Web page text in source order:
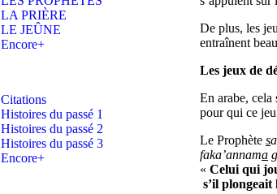
LA PRIÈRE
LE JEÛNE
Encore+
Citations
Histoires du passé 1
Histoires du passé 2
Histoires du passé 3
Encore+
De plus, les
entraînent
Les jeux de
En arabe, cela
pour qui ce
Le Prophète s
faka’annama
« Celui qui
s’il